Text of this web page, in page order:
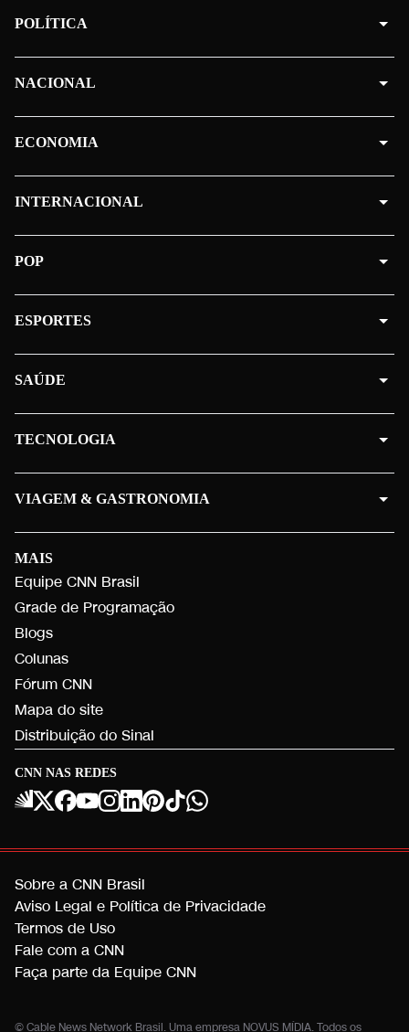
CNN NAS REDES
MAIS
Equipe CNN Brasil
Grade de Programação
Blogs
Colunas
Fórum CNN
Mapa do site
Distribuição do Sinal
POLÍTICA
NACIONAL
ECONOMIA
INTERNACIONAL
POP
ESPORTES
SAÚDE
TECNOLOGIA
VIAGEM & GASTRONOMIA
Sobre a CNN Brasil
Aviso Legal e Política de Privacidade
Termos de Uso
Fale com a CNN
Faça parte da Equipe CNN
© Cable News Network Brasil. Uma empresa NOVUS MÍDIA. Todos os